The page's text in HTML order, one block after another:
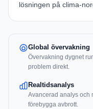
lösningen på clima-
Global övervakning
Övervakning dygnet
problem direkt.
Realtidsanalys
Avancerad analys och
förebygga avbrott.